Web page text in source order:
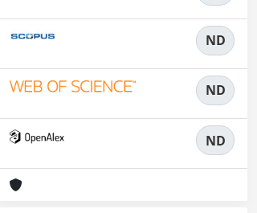
ND
ND
ND